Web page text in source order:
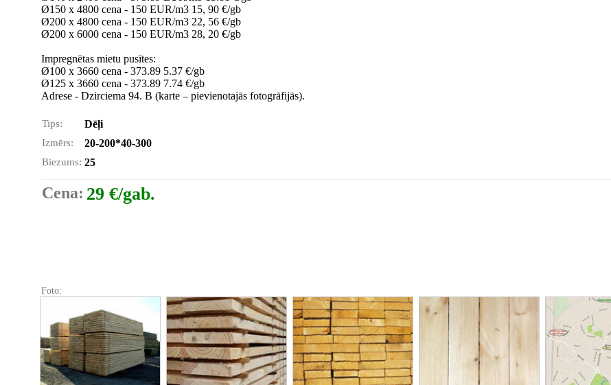
Ø150 x 4800 cena - 150 EUR/m3 15, 90 €/gb
Ø200 x 4800 cena - 150 EUR/m3 22, 56 €/gb
Ø200 x 6000 cena - 150 EUR/m3 28, 20 €/gb
Impregnētas mietu pusītes:
Ø100 x 3660 cena - 373.89 5.37 €/gb
Ø125 x 3660 cena - 373.89 7.74 €/gb
Adrese - Dzirciema 94. B (karte – pievienotajās fotogrāfijās).
Tips: Dēļi
Izmērs: 20-200*40-300
Biezums: 25
Cena: 29 €/gab.
Foto: